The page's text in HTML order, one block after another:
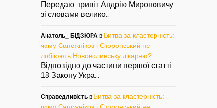
Передаю привіт Андрію Мироновичу
зі словами велико
Анатоль_ БІДЗЮРА в Битва за кластерність:
чому Сапожніков і Сторонський не
лобіюють Нововолинську лікарню?
Відповідно до частини першої статті
18 Закону Укра
Справедливість в Битва за кластерність: